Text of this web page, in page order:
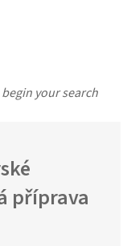
your search
příprava